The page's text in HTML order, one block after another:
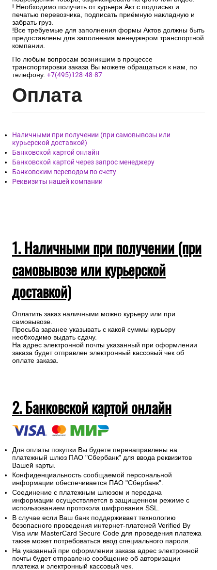
! Необходимо получить от курьера Акт с подписью и
печатью перевозчика, подписать приёмную накладную и
забрать груз.
!Все требуемые для заполнения формы Актов должны быть
предоставлены для заполнения менеджером транспортной
компании.
По любым вопросам возникшим в процессе
транспортировки заказа Вы можете обращаться к нам, по
телефону. +7(495)128-48-87
Оплата
Наличными при получении (при самовывозы или
курьерской доставкой)
Банковской картой онлайн
Банковской картой через запрос менеджеру
Банковским переводом по счету
Реквизиты нашей компании
1. Наличными при получении (при
самовывозе или курьерской
доставкой)
Оплатить заказ наличными можно курьеру или при
самовывозе.
Просьба заранее указывать с какой суммы курьеру
необходимо выдать сдачу.
На адрес электронной почты указанный при оформлении
заказа будет отправлен электронный кассовый чек об
оплате заказа.
2. Банковской картой онлайн
Для оплаты покупки Вы будете перенаправлены на
платежный шлюз ПАО "Сбербанк" для ввода реквизитов
Вашей карты.
Конфиденциальность сообщаемой персональной
информации обеспечивается ПАО "Сбербанк".
Соединение с платежным шлюзом и передача
информации осуществляется в защищенном режиме с
использованием протокола шифрования SSL.
В случае если Ваш банк поддерживает технологию
безопасного проведения интернет-платежей Verified By
Visa или MasterCard Secure Code для проведения платежа
также может потребоваться ввод специального пароля.
На указанный при оформлении заказа адрес электронной
почты будет отправлено сообщение об авторизации
платежа и электронный кассовый чек.